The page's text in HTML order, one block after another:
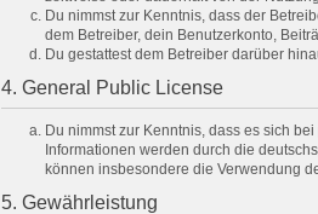
Du nimmst zur Kenntnis, dass der
dem Betreiber, dein Benutzerkonto,
Du gestattest dem Betreiber darüber
4. General Public License
Du nimmst zur Kenntnis, dass es sich
Informationen werden durch die
können insbesondere die Verwendung
5. Gewährleistung